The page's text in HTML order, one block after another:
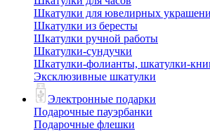
Шкатулки для ювелирных
Шкатулки из бересты
Шкатулки ручной работы
Шкатулки-сундучки
Шкатулки-фолианты, шкатулки-
Эксклюзивные шкатулки
Электронные подарки
Подарочные пауэрбанки
Подарочные флешки